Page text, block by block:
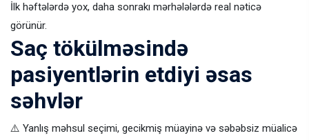
İlk həftələrdə yox, daha sonrakı mərhələlərdə real nəticə
görünür.
Saç tökülməsində
pasiyentlərin etdiyi əsas
səhvlər
⚠️ Yanlış məhsul seçimi, gecikmiş müayinə və səbəbsiz müalicə